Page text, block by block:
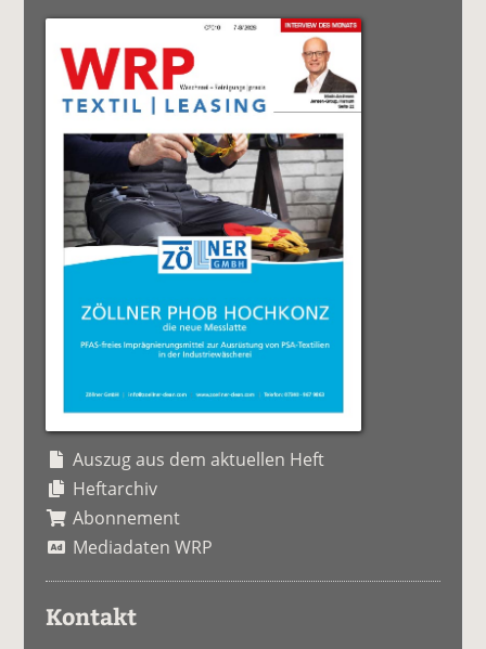
Auszug aus dem aktuellen Heft
Heftarchiv
Abonnement
Mediadaten WRP
Kontakt